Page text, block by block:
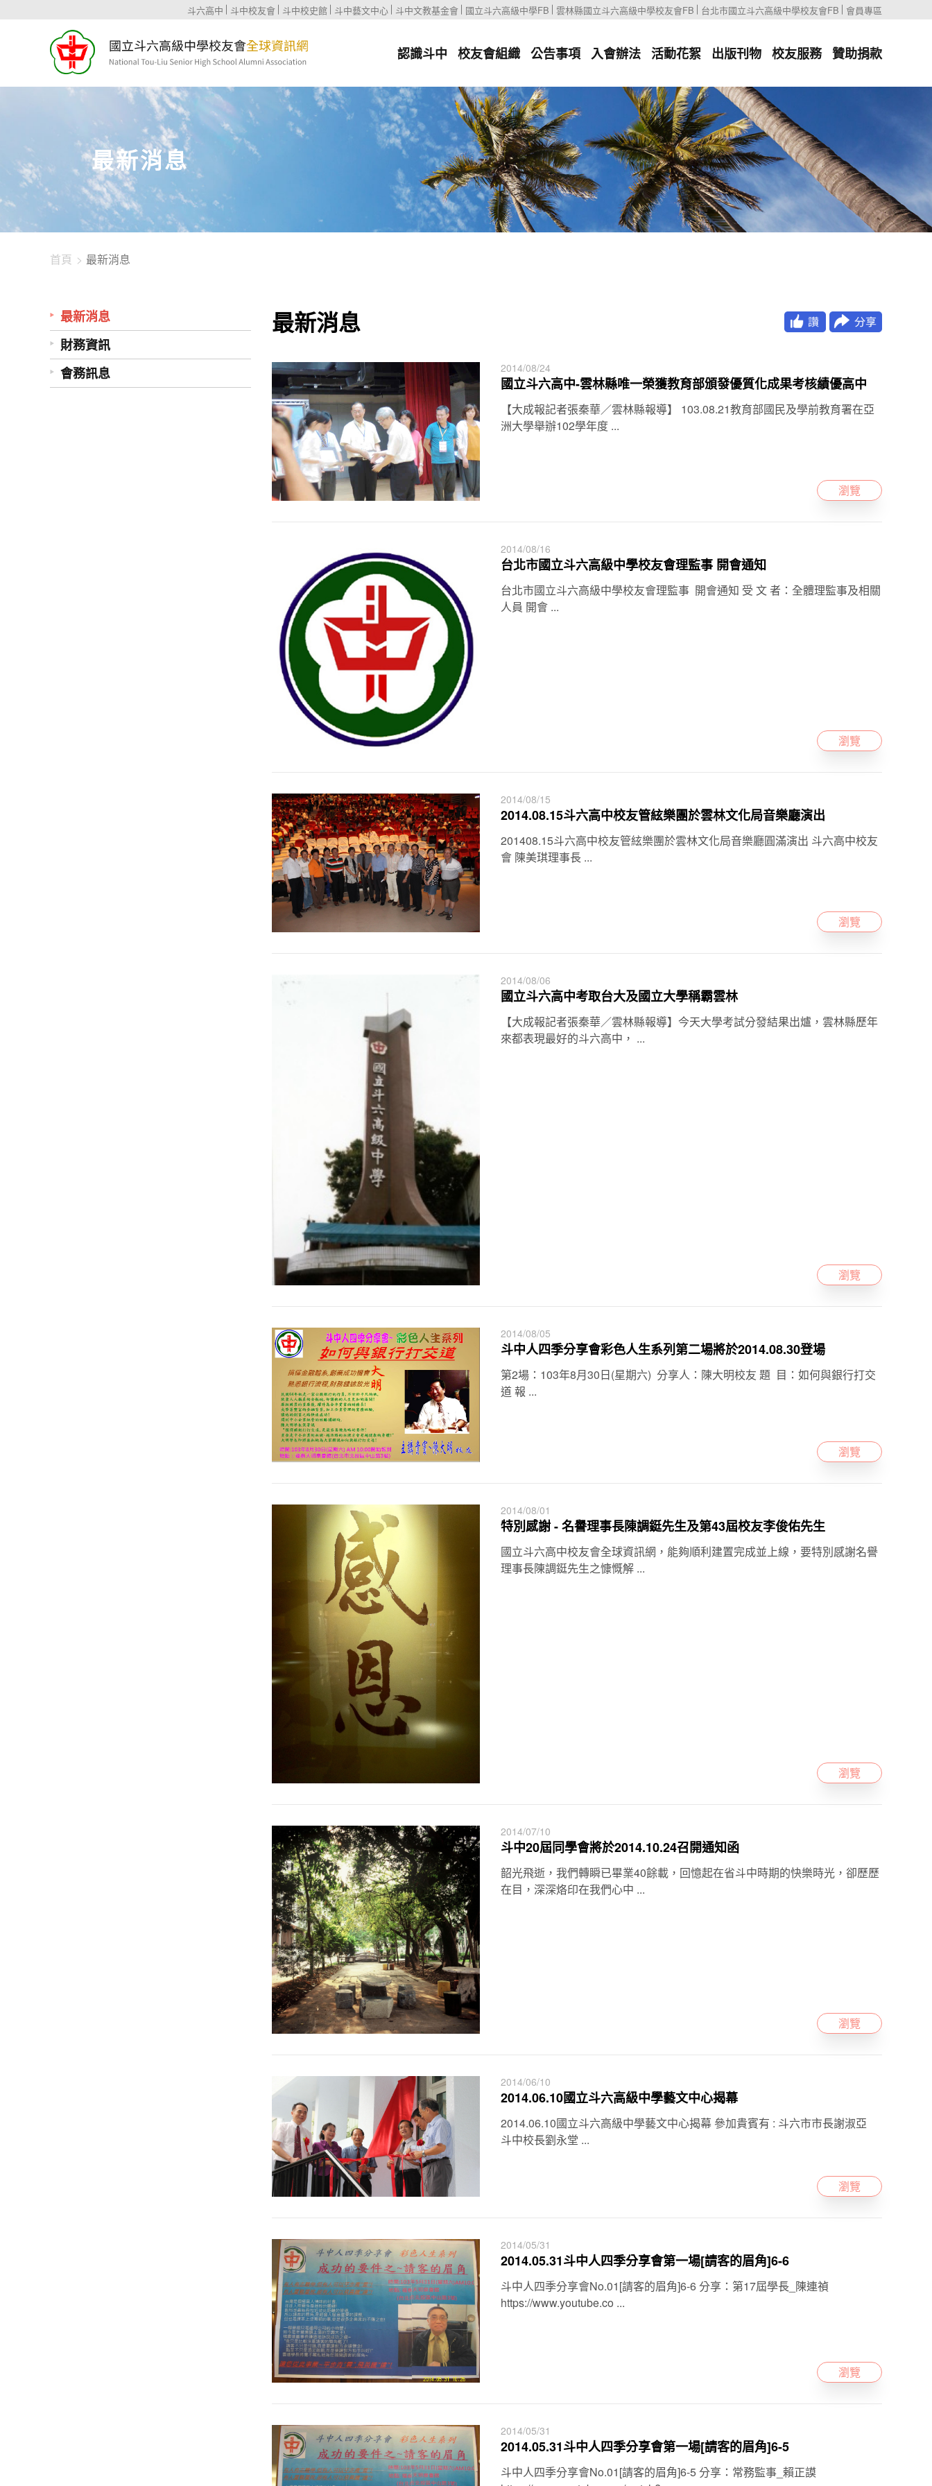
斗六高中 斗中校友會 斗中校史館 斗中藝文中心 斗中文教基金會 國立斗六高級中學FB 雲林縣國立斗六高級中學校友會FB 台北市國立斗六高級中學校友會FB 會員專區
認識斗中 校友會組織 公告事項 入會辦法 活動花絮 出版刊物 校友服務 贊助捐款
最新消息
首頁 最新消息
最新消息
財務資訊
會務訊息
最新消息
2014/08/24
國立斗六高中-雲林縣唯一榮獲教育部頒發優質化成果考核績優高中
【大成報記者張秦華／雲林縣報導】 103.08.21教育部國民及學前教育署在亞
洲大學舉辦102學年度 ...
瀏覽
2014/08/16
台北市國立斗六高級中學校友會理監事 開會通知
台北市國立斗六高級中學校友會理監事 開會通知 受 文 者：全體理監事及相關
人員 開會 ...
瀏覽
2014/08/15
2014.08.15斗六高中校友管絃樂團於雲林文化局音樂廳演出
201408.15斗六高中校友管絃樂團於雲林文化局音樂廳圓滿演出 斗六高中校友
會 陳美琪理事長 ...
瀏覽
2014/08/06
國立斗六高中考取台大及國立大學稱霸雲林
【大成報記者張秦華／雲林縣報導】今天大學考試分發結果出爐，雲林縣歷年
來都表現最好的斗六高中， ...
瀏覽
2014/08/05
斗中人四季分享會彩色人生系列第二場將於2014.08.30登場
第2場：103年8月30日(星期六) 分享人：陳大明校友 題 目：如何與銀行打交
道 報 ...
瀏覽
2014/08/01
特別感謝 - 名譽理事長陳調鋌先生及第43屆校友李俊佑先生
國立斗六高中校友會全球資訊網，能夠順利建置完成並上線，要特別感謝名譽
理事長陳調鋌先生之慷慨解 ...
瀏覽
2014/07/10
斗中20屆同學會將於2014.10.24召開通知函
韶光飛逝，我們轉瞬已畢業40餘載，回憶起在省斗中時期的快樂時光，卻歷歷
在目，深深烙印在我們心中 ...
瀏覽
2014/06/10
2014.06.10國立斗六高級中學藝文中心揭幕
2014.06.10國立斗六高級中學藝文中心揭幕 參加貴賓有 : 斗六市市長謝淑亞
斗中校長劉永堂 ...
瀏覽
2014/05/31
2014.05.31斗中人四季分享會第一場[請客的眉角]6-6
斗中人四季分享會No.01[請客的眉角]6-6 分享：第17屆學長_陳連禎
https://www.youtube.co ...
瀏覽
2014/05/31
2014.05.31斗中人四季分享會第一場[請客的眉角]6-5
斗中人四季分享會No.01[請客的眉角]6-5 分享：常務監事_賴正謨